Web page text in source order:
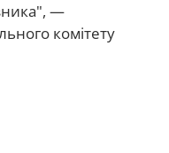
—
комітету